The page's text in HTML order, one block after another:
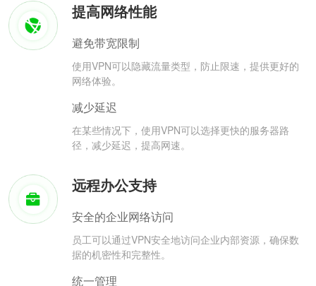
提高网络性能
避免带宽限制
使用VPN可以隐藏流量类型，防止限速，提供更好的
网络体验。
减少延迟
在某些情况下，使用VPN可以选择更快的服务器路
径，减少延迟，提高网速。
远程办公支持
安全的企业网络访问
员工可以通过VPN安全地访问企业内部资源，确保数
据的机密性和完整性。
统一管理